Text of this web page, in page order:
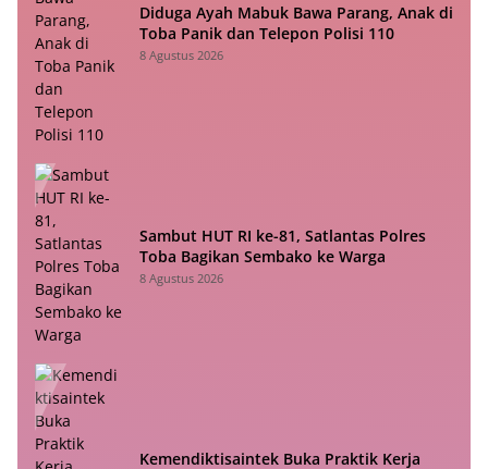
Diduga Ayah Mabuk Bawa Parang, Anak di
Toba Panik dan Telepon Polisi 110
8 Agustus 2026
Sambut HUT RI ke-81, Satlantas Polres
Toba Bagikan Sembako ke Warga
8 Agustus 2026
Kemendiktisaintek Buka Praktik Kerja